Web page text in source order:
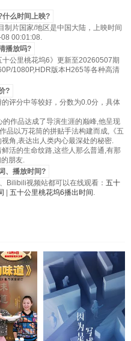
什么时间上映?
片国家/地区是中国大陆，上映时间
00:01:08.
播放吗?
公里桃花坞6》更新至20260507期
1080P,HDR版本H265等各种高清
?
评分中等较好，分数为0.0分，具体
作品达成了导演生涯的巅峰,他呈现
品以万花筒的拼贴手法构建而成,《五
角,表达出人类内心最深处的秘密.
活的生命纹路,这些人那么普通,有那
朋友.
、播放时间?
Bilibili视频站都可以在线观看： 五十
五十公里桃花坞6播出时间 .